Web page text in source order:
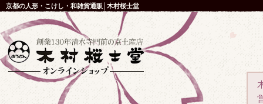
京都の人形・こけし・和雑貨通販│木村桜士堂